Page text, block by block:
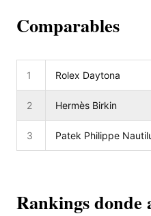
Comparables
1 Rolex Daytona
2 Hermès Birkin
3 Patek Philippe
Rankings donde